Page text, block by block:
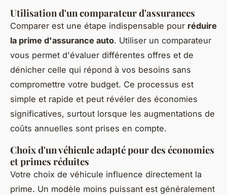
Utilisation d'un comparateur d'assurances
Comparer est une étape indispensable pour réduire
la prime d'assurance auto. Utiliser un comparateur
vous permet d'évaluer différentes offres et de
dénicher celle qui répond à vos besoins sans
compromettre votre budget. Ce processus est
simple et rapide et peut révéler des économies
significatives, surtout lorsque les augmentations de
coûts annuelles sont prises en compte.
Choix d'un véhicule adapté pour des économies
et primes réduites
Votre choix de véhicule influence directement la
prime. Un modèle moins puissant est généralement